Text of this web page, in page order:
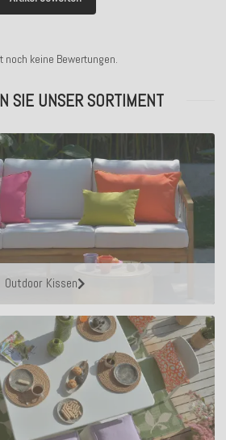
noch keine Bewertungen.
SIE UNSER SORTIMENT
Outdoor Kissen